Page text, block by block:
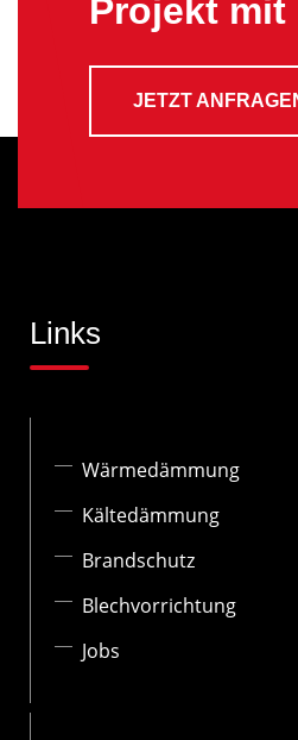
Projekt mit
JETZT
Links
Wärmedämmung
Kältedämmung
Brandschutz
Blechvorrichtung
Jobs